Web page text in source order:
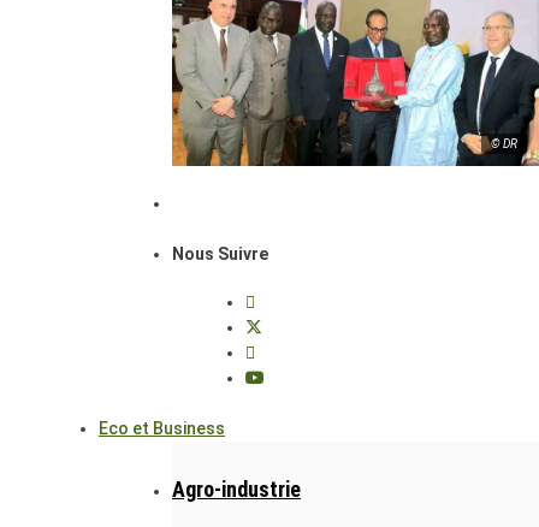
© DR
Nous Suivre
Eco et Business
Agro-industrie